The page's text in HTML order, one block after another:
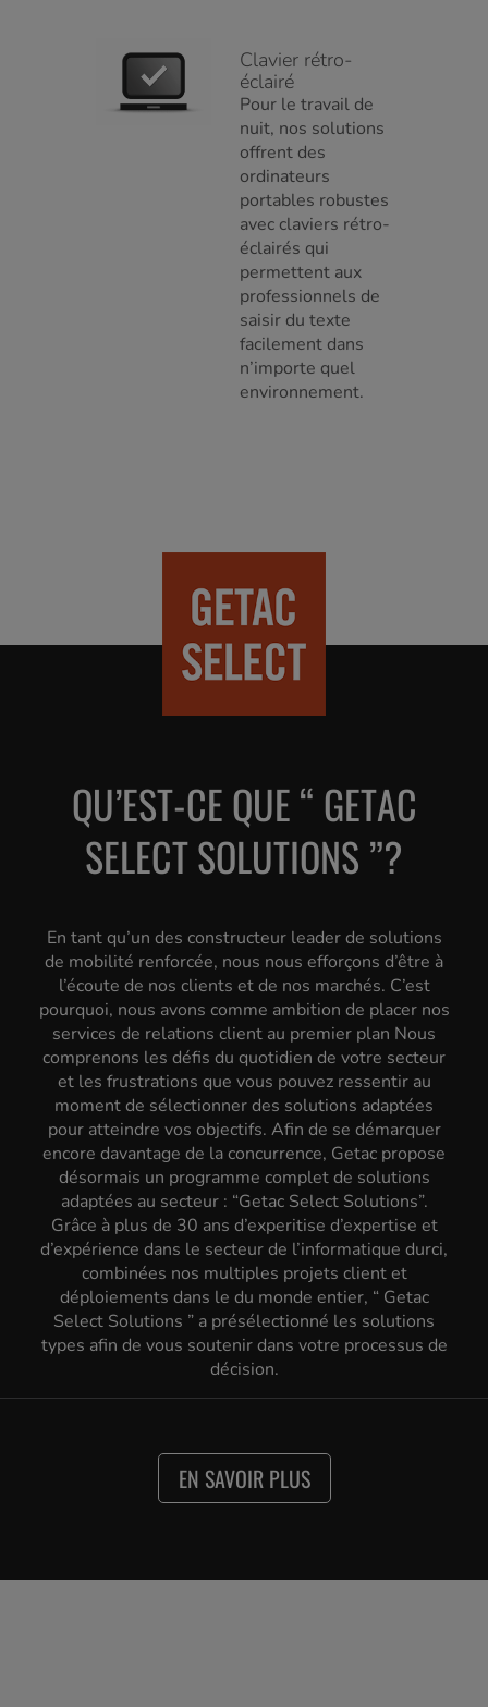
Clavier rétro-
éclairé
Pour le travail de
nuit, nos solutions
offrent des
ordinateurs
portables robustes
avec claviers rétro-
éclairés qui
permettent aux
professionnels de
saisir du texte
facilement dans
n’importe quel
environnement.
QU’EST-CE QUE “ GETAC
SELECT SOLUTIONS ”?
En tant qu’un des constructeur leader de solutions
de mobilité renforcée, nous nous efforçons d’être à
l’écoute de nos clients et de nos marchés. C’est
pourquoi, nous avons comme ambition de placer nos
services de relations client au premier plan Nous
comprenons les défis du quotidien de votre secteur
et les frustrations que vous pouvez ressentir au
moment de sélectionner des solutions adaptées
pour atteindre vos objectifs. Afin de se démarquer
encore davantage de la concurrence, Getac propose
désormais un programme complet de solutions
adaptées au secteur : “Getac Select Solutions”.
Grâce à plus de 30 ans d’experitise d’expertise et
d’expérience dans le secteur de l’informatique durci,
combinées nos multiples projets client et
déploiements dans le du monde entier, “ Getac
Select Solutions ” a présélectionné les solutions
types afin de vous soutenir dans votre processus de
décision.
EN SAVOIR PLUS